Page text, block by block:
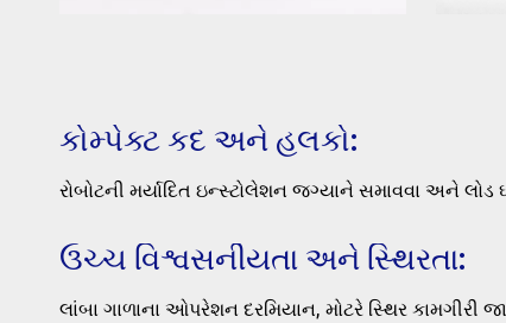
કોમ્પેક્ટ કદ અને હલકો:
રોબોટની મર્યાદિત ઇન્સ્ટોલેશન જગ્યાને સમાવવા અને
ઉચ્ચ વિશ્વસનીયતા અને સ્થિરતા:
લાંબા ગાળાના ઓપરેશન દરમિયાન, મોટરે સ્થિર